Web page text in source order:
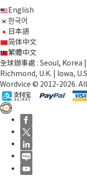
English
한국어
日本語
简体中文
繁體中文
全球辦事處 : Seoul,
Richmond, U.K. | Iowa,
Wordvice © 2012-2026.